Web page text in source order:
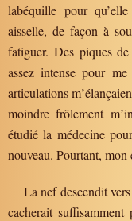
labéquille pour
aisselle, de façon à
fatiguer. Des piques
assez intense pour
articulations
moindre frôlement
étudié la médecine
nouveau. Pourtant,
La nef descendit
cacherait